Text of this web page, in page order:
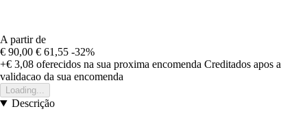
A partir de
€ 90,00 € 61,55 -32%
+€ 3,08 oferecidos na sua proxima encomenda Creditados apos a
validacao da sua encomenda
Loading...
Descrição